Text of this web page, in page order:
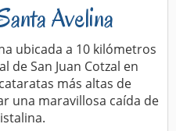
Avelina
ubicada a 10 kilómetros
de San Juan Cotzal en
más altas de
una maravillosa caída de